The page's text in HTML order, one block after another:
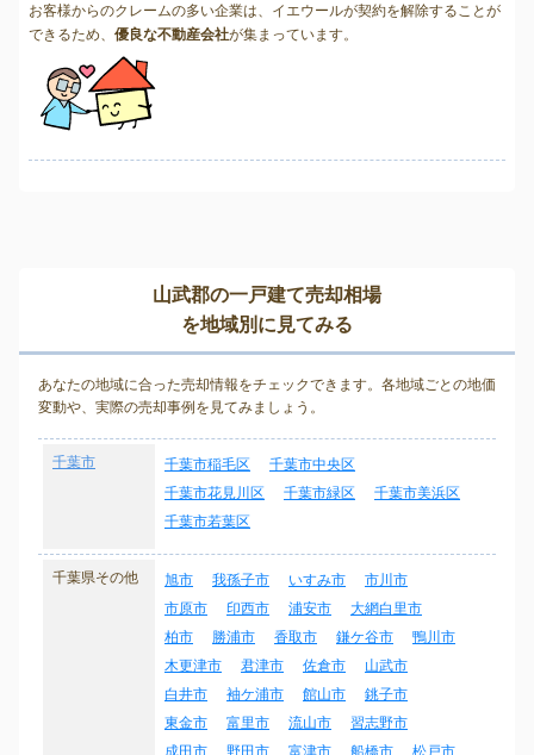
お客様からのクレームの多い企業は、イエウールが契約を解除することが
できるため、 優良な不動産会社が集まっています。
山武郡の一戸建て売却相場
を地域別に見てみる
あなたの地域に合った売却情報をチェックできます。各地域ごとの地価
変動や、実際の売却事例を見てみましょう。
千葉市 千葉市稲毛区
千葉市中央区
千葉市花見川区
千葉市緑区
千葉市美浜区
千葉市若葉区
千葉県その他 旭市 我孫子市 いすみ市
市川市
市原市
印西市 浦安市
大網白里市
柏市
勝浦市 香取市 鎌ケ谷市
鴨川市
木更津市
君津市 佐倉市
山武市
白井市
袖ケ浦市 館山市
銚子市
東金市
富里市 流山市
習志野市